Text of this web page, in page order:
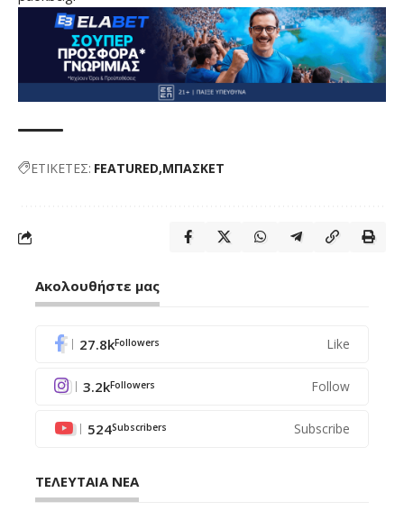
ΕΤΙΚΕΤΕΣ: FEATURED ΜΠΑΣΚΕΤ
Ακολουθήστε μας
27.8kFollowers Like
3.2kFollowers Follow
524Subscribers Subscribe
ΤΕΛΕΥΤΑΙΑ ΝΕΑ